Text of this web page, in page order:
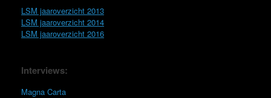
LSM jaaroverzicht 2013
LSM jaaroverzicht 2014
LSM jaaroverzicht 2016
Interviews:
Magna Carta